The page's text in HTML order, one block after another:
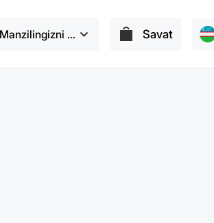
Manzilingizni tanlang Savat